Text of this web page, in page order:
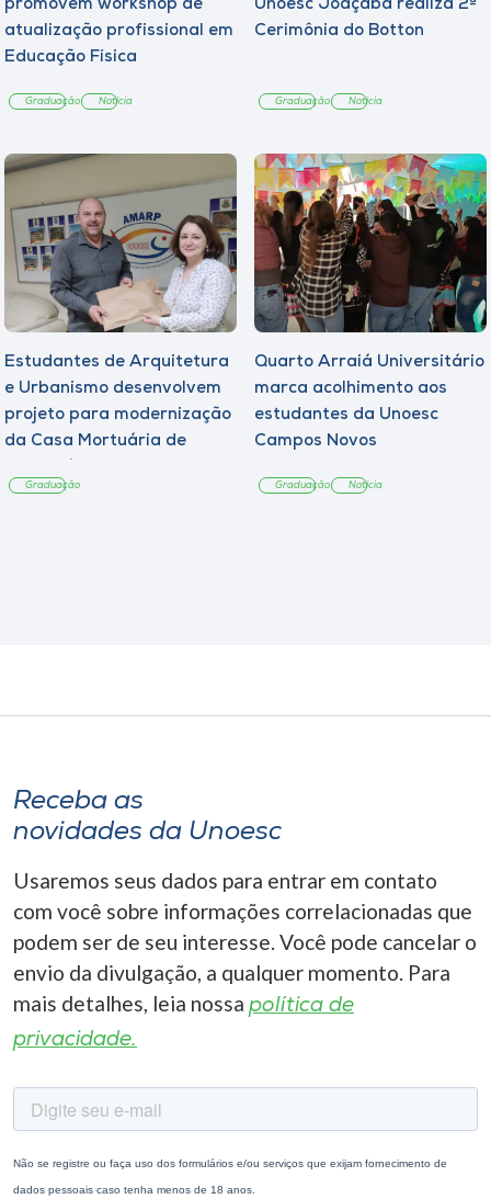
promovem workshop de
atualização profissional em
Educação Física
Graduação Notícia
Unoesc Joaçaba realiza 2ª
Cerimônia do Botton
Graduação Notícia
Estudantes de Arquitetura
e Urbanismo desenvolvem
projeto para modernização
da Casa Mortuária de
Graduação
Quarto Arraiá Universitário
marca acolhimento aos
estudantes da Unoesc
Campos Novos
Graduação Notícia
Receba as
novidades da Unoesc
Usaremos seus dados para entrar em contato
com você sobre informações correlacionadas que
podem ser de seu interesse. Você pode cancelar o
envio da divulgação, a qualquer momento. Para
mais detalhes, leia nossa política de
privacidade.